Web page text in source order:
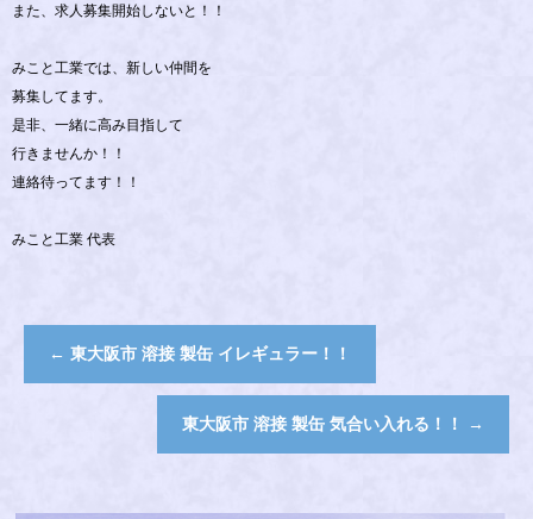
また、求人募集開始しないと！！
みこと工業では、新しい仲間を
募集してます。
是非、一緒に高み目指して
行きませんか！！
連絡待ってます！！
みこと工業 代表
← 東大阪市 溶接 製缶 イレギュラー！！
東大阪市 溶接 製缶 気合い入れる！！ →